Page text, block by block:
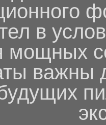
в
мощных
важны